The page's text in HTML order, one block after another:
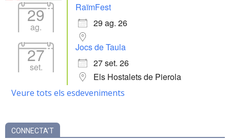
29
ag.
RaïmFest
29 ag. 26
27
set.
Jocs de Taula
27 set. 26
Els Hostalets de Pierola
Veure tots els esdeveniments
CONNECTA’T